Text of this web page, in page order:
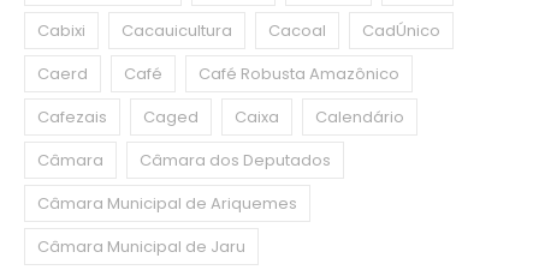
Cabixi
Cacauicultura Cacoal
CadÚnico
Caerd
Café
Café Robusta Amazônico
Cafezais
Caged Caixa
Calendário
Câmara
Câmara dos Deputados
Câmara Municipal de Ariquemes
Câmara Municipal de Jaru